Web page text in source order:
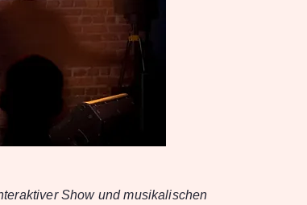
Show und musikalischen